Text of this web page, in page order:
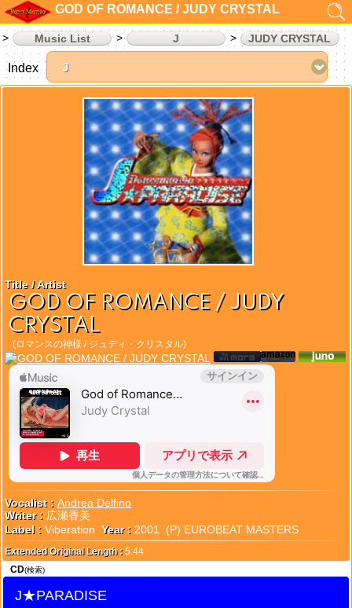
GOD OF ROMANCE / JUDY CRYSTAL
Music List J JUDY CRYSTAL
Title / Artist
GOD OF ROMANCE / JUDY
CRYSTAL
(ロマンスの神様 / ジュディ・クリスタル)
Vocalist : Andrea Delfino
Writer : 広瀬香美
Label : Viberation Year : 2001 (P) EUROBEAT MASTERS
Extended Original Length : 5:44
CD(検索)
J★PARADISE
Index